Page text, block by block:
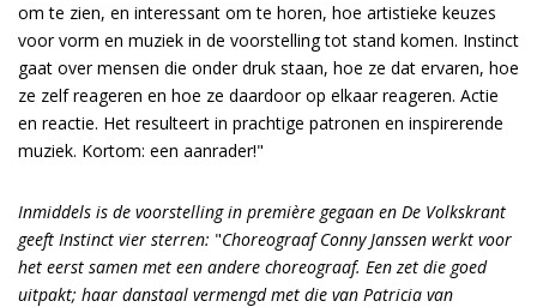
om te zien, en interessant om te horen, hoe artistieke keuzes
voor vorm en muziek in de voorstelling tot stand komen. Instinct
gaat over mensen die onder druk staan, hoe ze dat ervaren, hoe
ze zelf reageren en hoe ze daardoor op elkaar reageren. Actie
en reactie. Het resulteert in prachtige patronen en inspirerende
muziek. Kortom: een aanrader!"
Inmiddels is de voorstelling in première gegaan en De Volkskrant
geeft Instinct vier sterren: "Choreograaf Conny Janssen werkt voor
het eerst samen met een andere choreograaf. Een zet die goed
uitpakt; haar danstaal vermengd met die van Patricia van